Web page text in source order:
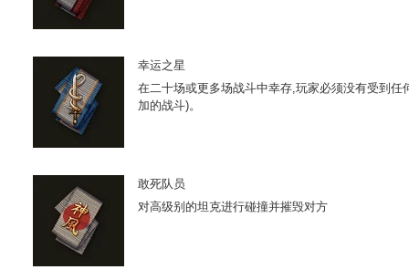
幸运之星
在二十场或更多场战斗中幸存,玩家必须没有受到任
加的战斗)。
敢死队员
对高级别的坦克进行碰撞并摧毁对方